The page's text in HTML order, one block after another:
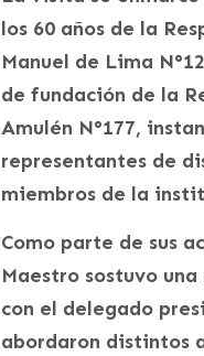
los 60 años de la
Manuel de Lima
de fundación de la
Amulén N°177,
representantes de
miembros de la
Como parte de sus
Maestro sostuvo
con el delegado
abordaron distintos